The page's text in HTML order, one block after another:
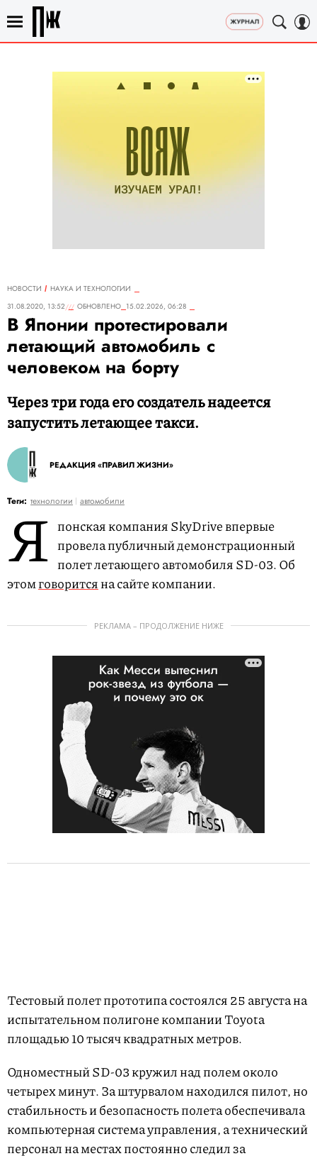
НОВОСТИ
НАУКА И ТЕХНОЛОГИИ
31.08.2020, 13:52
ОБНОВЛЕНО 15.02.2026, 06:28
В Японии протестировали
летающий автомобиль с
человеком на борту
Через три года его создатель надеется
запустить летающее такси.
РЕДАКЦИЯ «ПРАВИЛ ЖИЗНИ»
Теги: технологии автомобили
Я понская компания SkyDrive впервые
провела публичный демонстрационный
полет летающего автомобиля SD-03. Об
этомговоритсяна сайте компании.
РЕКЛАМА – ПРОДОЛЖЕНИЕ НИЖЕ
Тестовый полет прототипа состоялся 25 августа на
испытательном полигоне компании Toyota
площадью 10 тысяч квадратных метров.
Одноместный SD-03 кружил над полем около
четырех минут. За штурвалом находился пилот, но
стабильность и безопасность полета обеспечивала
компьютерная система управления, а технический
персонал на местах постоянно следил за